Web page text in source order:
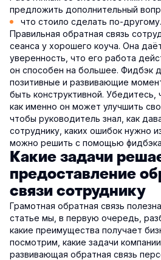
предложить дополнительный
что стоило сделать по-другому.
Правильная обратная связь
сеанса у хорошего коуча. Она
уверенность, что его работа
он способен на большее. Фидбэк
позитивные и развивающие
быть конструктивной. Убедитесь,
как именно он может улучшить
чтобы руководитель знал, как
сотруднику, каких ошибок нужно
можно решить с помощью
Какие задачи
предоставление
связи сотруднику
Грамотная обратная связь
статье мы, в первую очередь,
какие преимущества получает
посмотрим, какие задачи
развивающая обратная связь